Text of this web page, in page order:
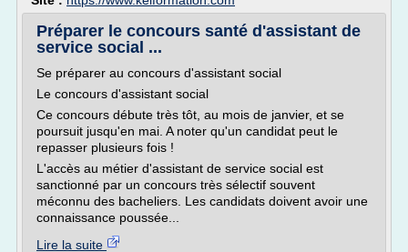
Préparer le concours santé d'assistant de
service social ...
Se préparer au concours d'assistant social
Le concours d'assistant social
Ce concours débute très tôt, au mois de janvier, et se
poursuit jusqu'en mai. A noter qu'un candidat peut le
repasser plusieurs fois !
L'accès au métier d'assistant de service social est
sanctionné par un concours très sélectif souvent
méconnu des bacheliers. Les candidats doivent avoir une
connaissance poussée...
Lire la suite